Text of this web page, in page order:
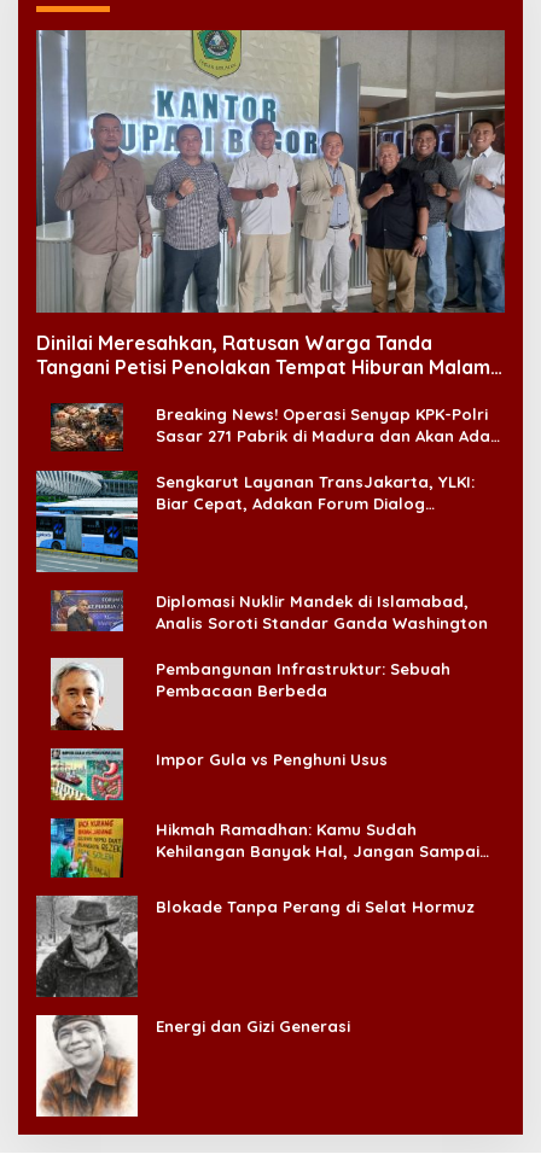
Dinilai Meresahkan, Ratusan Warga Tanda
Tangani Petisi Penolakan Tempat Hiburan Malam
Breaking News! Operasi Senyap KPK-Polri
Sasar 271 Pabrik di Madura dan Akan Ada
Sengkarut Layanan TransJakarta, YLKI:
Biar Cepat, Adakan Forum Dialog
Diplomasi Nuklir Mandek di Islamabad,
Analis Soroti Standar Ganda Washington
Pembangunan Infrastruktur: Sebuah
Pembacaan Berbeda
Impor Gula vs Penghuni Usus
Hikmah Ramadhan: Kamu Sudah
Kehilangan Banyak Hal, Jangan Sampai
Blokade Tanpa Perang di Selat Hormuz
Energi dan Gizi Generasi